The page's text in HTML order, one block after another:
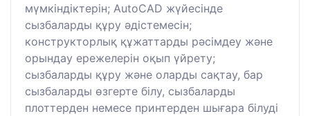
мүмкіндіктерін; AutoCAD жүйесінде
сызбаларды құру әдістемесін;
конструкторлық құжаттарды рәсімдеу және
орындау ережелерін оқып үйрету;
сызбаларды құру және оларды сақтау, бар
сызбаларды өзгерте білу, сызбаларды
плоттерден немесе принтерден шығара білуді